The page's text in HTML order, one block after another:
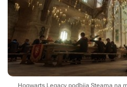
Hogwarts Legacy podbija Steama na